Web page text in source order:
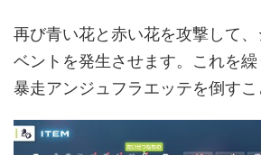
再び青い花と赤い花を攻撃して
ベントを発生させます。これを
暴走アンジュフラエッテを倒すこ